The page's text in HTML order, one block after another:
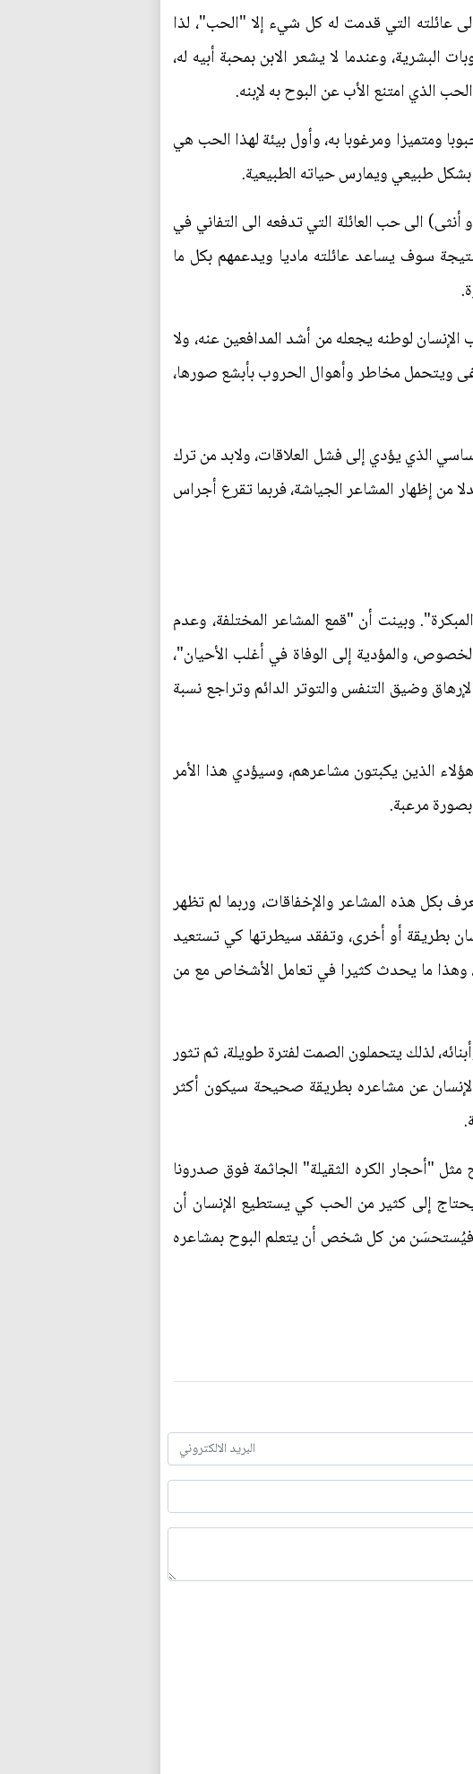
إلى عائلته التي قدمت له كل شيء إلا "الحب"، لذا
البشرية، وعندما لا يشعر الابن بمحبة أبيه له،
الذي امتنع الأب عن البوح به لإبنه.
ومتميزا ومرغوبا به، وأول بيئة لهذا الحب هي
بشكل طبيعي ويمارس حياته الطبيعية.
الى حب العائلة التي تدفعه الى التفاني في
سوف يساعد عائلته ماديا ويدعمهم بكل ما
لوطنه يجعله من أشد المدافعين عنه، ولا
ويتحمل مخاطر وأهوال الحروب بأبشع صورها،
الذي يؤدي إلى فشل العلاقات، ولابد من ترك
من إظهار المشاعر الجياشة، فربما تقرع أجراس
وبينت أن "قمع المشاعر المختلفة، وعدم
والمؤدية إلى الوفاة في أغلب الأحيان"،
وضيق التنفس والتوتر الدائم وتراجع نسبة
الذين يكبتون مشاعرهم، وسيؤدي هذا الأمر
مرعبة.
بكل هذه المشاعر والإخفاقات، وربما لم تظهر
بطريقة أو أخرى، وتفقد سيطرتها كي تستعيد
وهذا ما يحدث كثيرا في تعامل الأشخاص مع من
لذلك يتحملون الصمت لفترة طويلة، ثم تثور
عن مشاعره بطريقة صحيحة سيكون أكثر
"أحجار الكره الثقيلة" الجاثمة فوق صدرونا
إلى كثير من الحب كي يستطيع الإنسان أن
فيُستحسَن من كل شخص أن يتعلم البوح بمشاعره